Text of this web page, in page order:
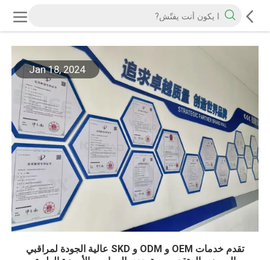
Jan 18, 2024
تقدم خدمات OEM و ODM و SKD عالية الجودة لمراقبي